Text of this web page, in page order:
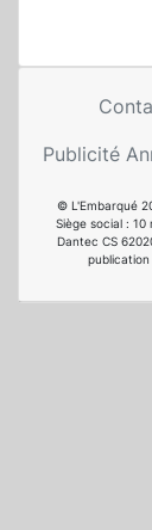
Publicité
© L'Embarqué
Siège social :
Dantec CS